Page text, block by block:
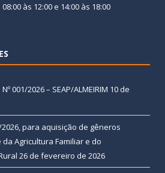
às 12:00 e 14:00 às 18:00
001/2026 – SEAP/ALMEIRIM 10 de
2026, para aquisição de gêneros
Agricultura Familiar e do
26 de fevereiro de 2026